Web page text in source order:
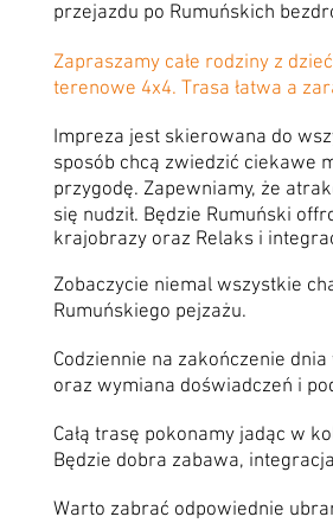
przejazdu po Rumuńskich
Zapraszamy całe rodziny z
terenowe 4x4. Trasa łatwa a
Impreza jest skierowana do
sposób chcą zwiedzić ciekawe
przygodę. Zapewniamy, że
się nudził. Będzie Rumuński
krajobrazy oraz Relaks i
Zobaczycie niemal wszystkie
Rumuńskiego pejzażu.
Codziennie na zakończenie
oraz wymiana doświadczeń i
Całą trasę pokonamy jadąc w
Będzie dobra zabawa,
Warto zabrać odpowiednie